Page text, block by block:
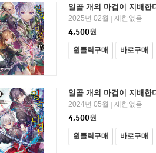
일곱 개의 마검이 지배한
2025년 02월
제한없음
4,500원
원클릭구매 바로구매
일곱 개의 마검이 지배한
2024년 05월
제한없음
4,500원
원클릭구매 바로구매